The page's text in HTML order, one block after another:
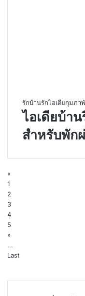
รักบ้านรักไอเดียกุมภา
ไอเดียบ้า
สำหรับพัก
«
1
2
3
4
5
»
...
Last